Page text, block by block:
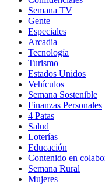
Semana TV
Gente
Especiales
Arcadia
Tecnología
Turismo
Estados Unidos
Vehículos
Semana Sostenible
Finanzas Personales
4 Patas
Salud
Loterías
Educación
Contenido en
Semana Rural
Mujeres